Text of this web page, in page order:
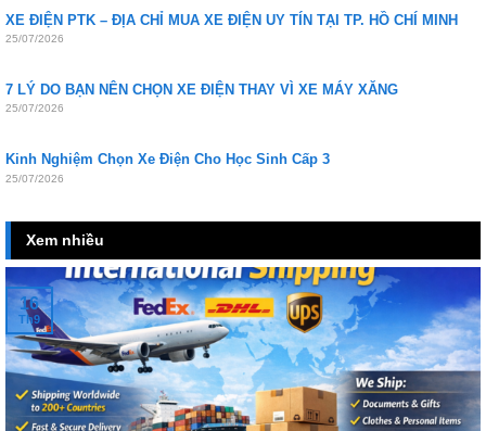
XE ĐIỆN PTK – ĐỊA CHỈ MUA XE ĐIỆN UY TÍN TẠI TP. HỒ CHÍ MINH
25/07/2026
7 LÝ DO BẠN NÊN CHỌN XE ĐIỆN THAY VÌ XE MÁY XĂNG
25/07/2026
Kinh Nghiệm Chọn Xe Điện Cho Học Sinh Cấp 3
25/07/2026
Xem nhiều
16
Th9